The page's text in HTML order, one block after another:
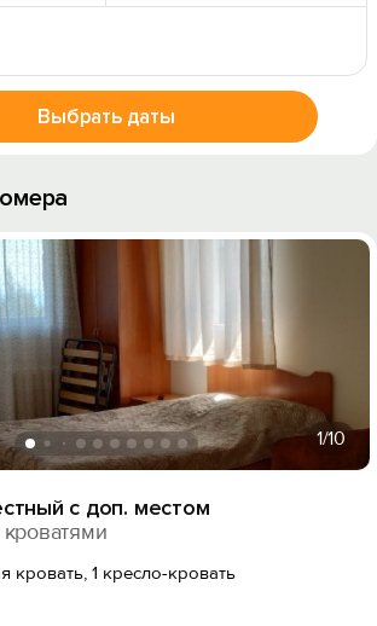
Выбрать даты
1/10
с доп. местом
кровать, 1 кресло-кровать